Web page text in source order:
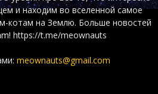
и находим во вселенной самое
котам на Землю. Больше новостей
https://t.me/meownauts
meownauts@gmail.com